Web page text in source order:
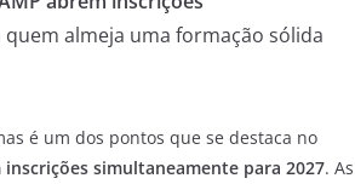
almeja uma formação sólida
é um dos pontos que se destaca no
inscrições simultaneamente para 2027. As